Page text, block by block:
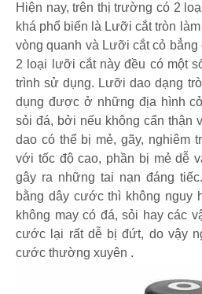
Hiện nay, trên thị trường có 2
khá phổ biến là Lưỡi cắt tròn
vòng quanh và Lưỡi cắt cỏ
2 loại lưỡi cắt này đều có một
trình sử dụng. Lưỡi dao dạng
dụng được ở những địa hình
sỏi đá, bởi nếu không cẩn thận
dao có thể bị mẻ, gãy, nghiêm
với tốc độ cao, phần bị mẻ dễ
gây ra những tai nạn đáng
bằng dây cước thì không nguy
không may có đá, sỏi hay các
cước lại rất dễ bị đứt, do vậy
cước thường xuyên .